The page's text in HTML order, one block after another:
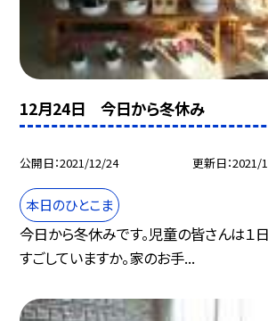
12月24日 今日から冬休み
公開日 2021/12/24 更新日 2021/
本日のひとこま
今日から冬休みです。児童の皆さんは１
すごしていますか。家のお手...